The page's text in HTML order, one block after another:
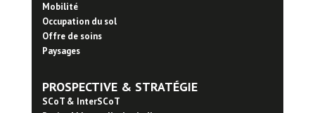
Mobilité
Occupation du sol
Offre de soins
Paysages
PROSPECTIVE & STRATÉGIE
SCoT & InterSCoT